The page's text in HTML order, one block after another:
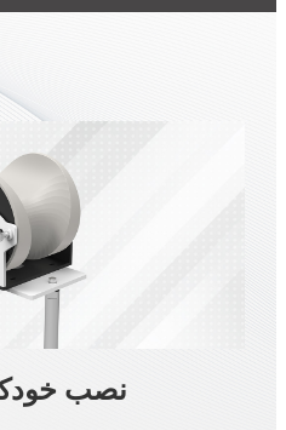
نصب